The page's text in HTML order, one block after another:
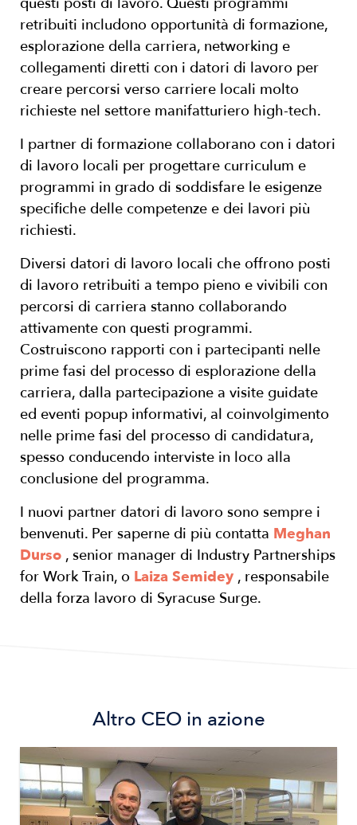
retribuiti includono opportunità di formazione,
esplorazione della carriera, networking e
collegamenti diretti con i datori di lavoro per
creare percorsi verso carriere locali molto
richieste nel settore manifatturiero high-tech.
I partner di formazione collaborano con i datori
di lavoro locali per progettare curriculum e
programmi in grado di soddisfare le esigenze
specifiche delle competenze e dei lavori più
richiesti.
Diversi datori di lavoro locali che offrono posti
di lavoro retribuiti a tempo pieno e vivibili con
percorsi di carriera stanno collaborando
attivamente con questi programmi.
Costruiscono rapporti con i partecipanti nelle
prime fasi del processo di esplorazione della
carriera, dalla partecipazione a visite guidate
ed eventi popup informativi, al coinvolgimento
nelle prime fasi del processo di candidatura,
spesso conducendo interviste in loco alla
conclusione del programma.
I nuovi partner datori di lavoro sono sempre i
benvenuti. Per saperne di più contatta Meghan
Durso , senior manager di Industry Partnerships
for Work Train, o Laiza Semidey , responsabile
della forza lavoro di Syracuse Surge.
Altro CEO in azione
Image